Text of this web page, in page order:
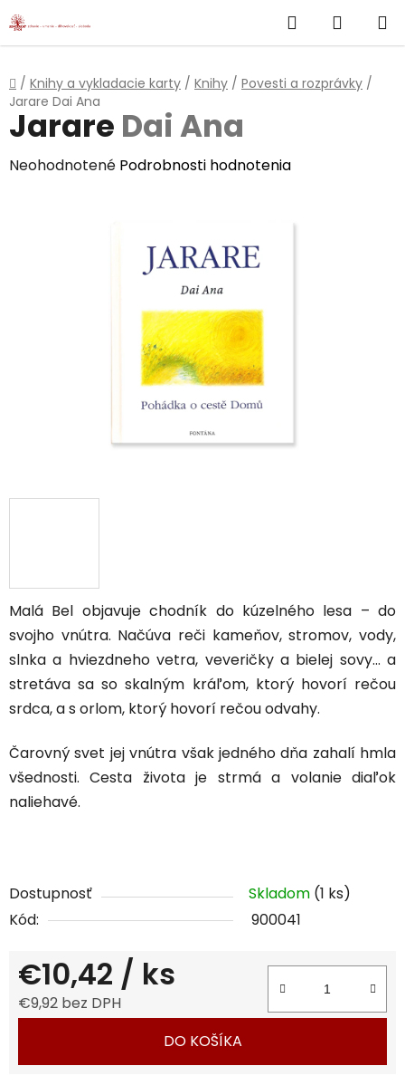
Prejsť
na
Hľadať
KOŠÍK
Domov
/ Knihy a vykladacie karty / Knihy / Povesti a rozprávky /
Jarare Dai Ana
Malá Bel objavuje chodník do kúzelného lesa – do
svojho vnútra. Načúva reči kameňov, stromov, vody,
slnka a hviezdneho vetra, veveričky a bielej sovy... a
stretáva sa so skalným kráľom, ktorý hovorí rečou
srdca, a s orlom, ktorý hovorí rečou odvahy.
Čarovný svet jej vnútra však jedného dňa zahalí hmla
všednosti. Cesta života je strmá a volanie diaľok
naliehavé.
Dostupnosť Skladom (1 ks)
Kód:
900041
€10,42 / ks
€9,92 bez DPH
DO KOŠÍKA
Jarare Dai Ana
Priemerné
Neohodnotené Podrobnosti hodnotenia